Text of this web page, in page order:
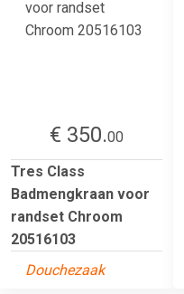
€ 350.00
Tres Class
Badmengkraan voor
randset Chroom
20516103
Douchezaak